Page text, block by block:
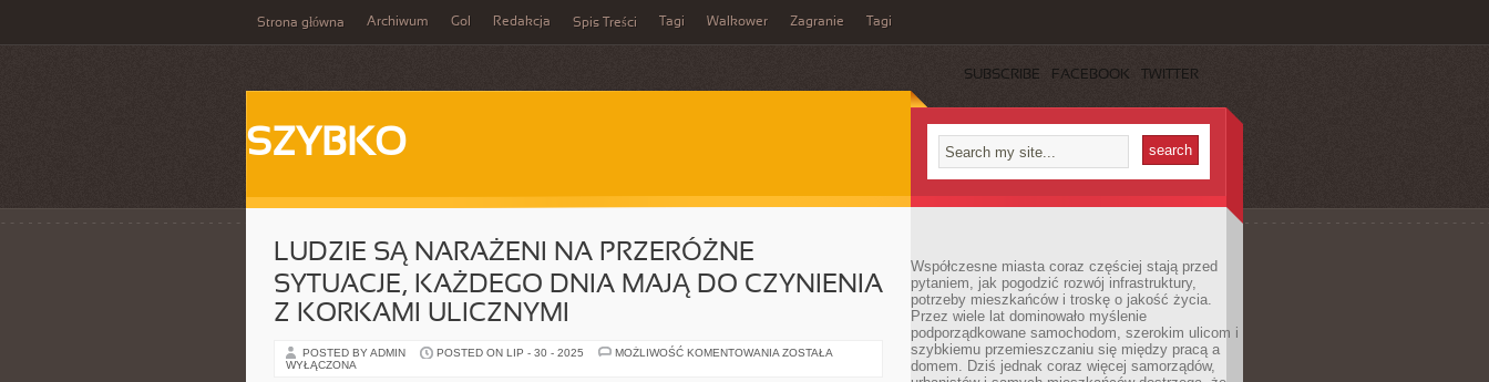
Strona główna Archiwum Gol Redakcja Spis Treści Tagi Walkower Zagranie Tagi
SUBSCRIBE FACEBOOK TWITTER
SZYBKO
LUDZIE SĄ NARAŻENI NA PRZERÓŻNE
SYTUACJE, KAŻDEGO DNIA MAJĄ DO CZYNIENIA
Z KORKAMI ULICZNYMI
POSTED BY ADMIN POSTED ON LIP - 30 - 2025 MOŻLIWOŚĆ KOMENTOWANIA LUDZIE
ZOSTAŁA
WYŁĄCZONA
Współczesne miasta coraz częściej stają przed
pytaniem, jak pogodzić rozwój infrastruktury,
potrzeby mieszkańców i troskę o jakość życia.
Przez wiele lat dominowało myślenie
podporządkowane samochodom, szerokim ulicom i
szybkiemu przemieszczaniu się między pracą a
domem. Dziś jednak coraz więcej samorządów,